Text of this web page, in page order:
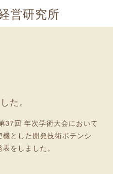
営研究所
た。
37回 年次学術大会において
機とした開発技術ポテンシ
をしました。